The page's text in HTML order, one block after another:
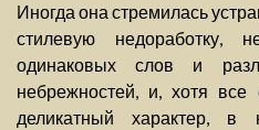
Иногда она стремилась
стилевую недоработку,
одинаковых слов и
небрежностей, и, хотя
деликатный характер,